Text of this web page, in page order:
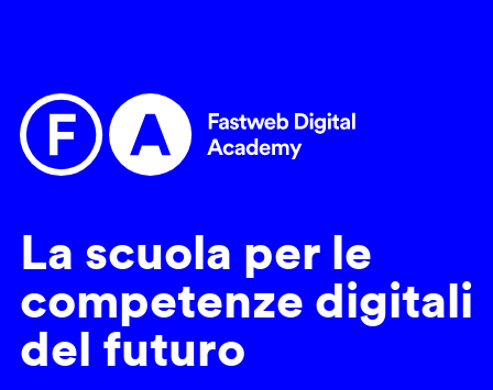
La scuola per le
competenze digitali
del futuro